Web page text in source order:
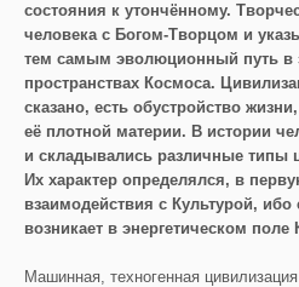
состояния к утончённому.
человека с Богом-Творцом и
тем самым эволюционный путь в
пространствах Космоса.
сказано, есть обустройство
её плотной материи. В истории
и складывались различные типы
Их характер определялся, в
взаимодействия с Культурой,
возникает в энергетическом поле
Машинная, техногенная